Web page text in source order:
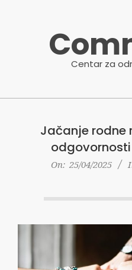
Centar za
Jačanje rodne
On: 25/04/2025